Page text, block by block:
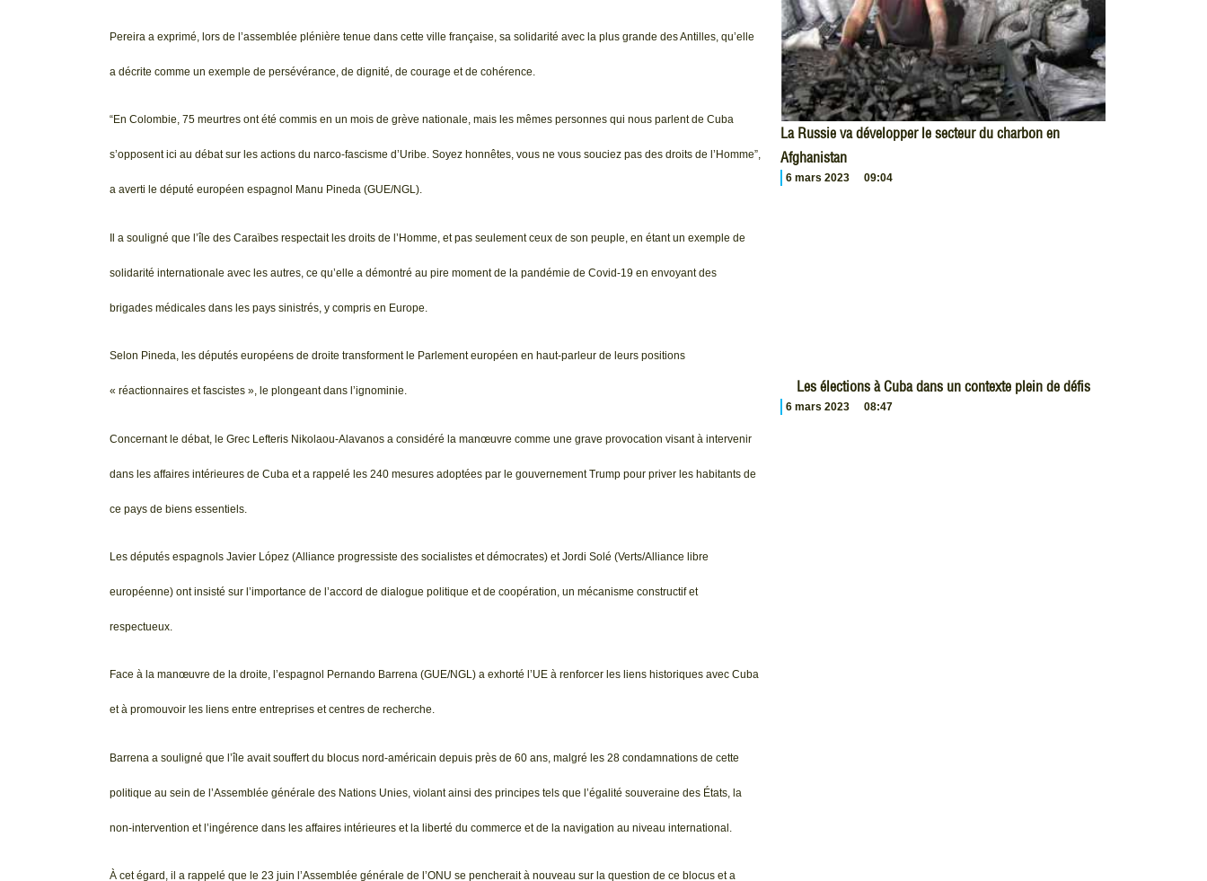
Pereira a exprimé, lors de l’assemblée plénière tenue dans cette ville française, sa solidarité avec la plus grande des Antilles, qu’elle
a décrite comme un exemple de persévérance, de dignité, de courage et de cohérence.
“En Colombie, 75 meurtres ont été commis en un mois de grève nationale, mais les mêmes personnes qui nous parlent de Cuba
s’opposent ici au débat sur les actions du narco-fascisme d’Uribe. Soyez honnêtes, vous ne vous souciez pas des droits de l’Homme”,
a averti le député européen espagnol Manu Pineda (GUE/NGL).
Il a souligné que l’île des Caraïbes respectait les droits de l’Homme, et pas seulement ceux de son peuple, en étant un exemple de
solidarité internationale avec les autres, ce qu’elle a démontré au pire moment de la pandémie de Covid-19 en envoyant des
brigades médicales dans les pays sinistrés, y compris en Europe.
Selon Pineda, les députés européens de droite transforment le Parlement européen en haut-parleur de leurs positions
« réactionnaires et fascistes », le plongeant dans l’ignominie.
Concernant le débat, le Grec Lefteris Nikolaou-Alavanos a considéré la manœuvre comme une grave provocation visant à intervenir
dans les affaires intérieures de Cuba et a rappelé les 240 mesures adoptées par le gouvernement Trump pour priver les habitants de
ce pays de biens essentiels.
Les députés espagnols Javier López (Alliance progressiste des socialistes et démocrates) et Jordi Solé (Verts/Alliance libre
européenne) ont insisté sur l’importance de l’accord de dialogue politique et de coopération, un mécanisme constructif et
respectueux.
Face à la manœuvre de la droite, l’espagnol Pernando Barrena (GUE/NGL) a exhorté l’UE à renforcer les liens historiques avec Cuba
et à promouvoir les liens entre entreprises et centres de recherche.
Barrena a souligné que l’île avait souffert du blocus nord-américain depuis près de 60 ans, malgré les 28 condamnations de cette
politique au sein de l’Assemblée générale des Nations Unies, violant ainsi des principes tels que l’égalité souveraine des États, la
non-intervention et l’ingérence dans les affaires intérieures et la liberté du commerce et de la navigation au niveau international.
À cet égard, il a rappelé que le 23 juin l’Assemblée générale de l’ONU se pencherait à nouveau sur la question de ce blocus et a
La Russie va développer le secteur du charbon en
Afghanistan
6 mars 2023 09:04
Les élections à Cuba dans un contexte plein de défis
6 mars 2023 08:47